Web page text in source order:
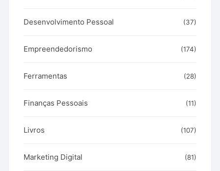
Desenvolvimento Pessoal (37)
Empreendedorismo (174)
Ferramentas (28)
Finanças Pessoais (11)
Livros (107)
Marketing Digital (81)